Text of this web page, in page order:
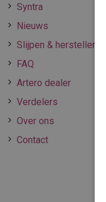
Syntra
Nieuws
Slijpen & herstellen
FAQ
Artero dealer
Verdelers
Over ons
Contact